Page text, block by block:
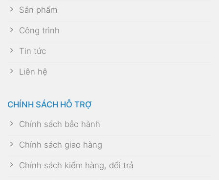
Sản phẩm
Công trình
Tin tức
Liên hệ
CHÍNH SÁCH HỖ TRỢ
Chính sách bảo hành
Chính sách giao hàng
Chính sách kiểm hàng, đổi trả